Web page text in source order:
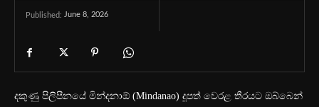
Published: June 8, 2026
දකුණු පිලිපීනයේ මින්දනාඕ (Mindanao) දූපත් වෙරළ තීරයට ඔබ්බෙන්